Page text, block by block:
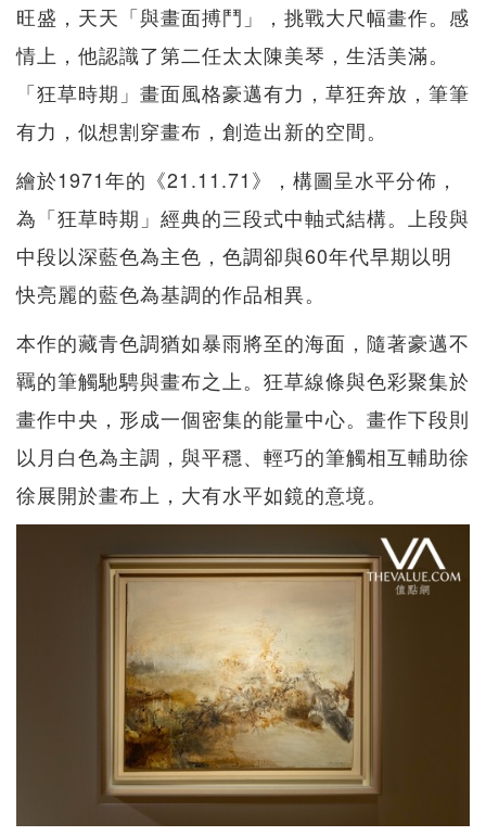
旺盛，天天「與畫面搏鬥」，挑戰大尺幅畫作。感
情上，他認識了第二任太太陳美琴，生活美滿。
「狂草時期」畫面風格豪邁有力，草狂奔放，筆筆
有力，似想割穿畫布，創造出新的空間。
繪於1971年的《21.11.71》，構圖呈水平分佈，
為「狂草時期」經典的三段式中軸式結構。上段與
中段以深藍色為主色，色調卻與60年代早期以明
快亮麗的藍色為基調的作品相異。
本作的藏青色調猶如暴雨將至的海面，隨著豪邁不
羈的筆觸馳騁與畫布之上。狂草線條與色彩聚集於
畫作中央，形成一個密集的能量中心。畫作下段則
以月白色為主調，與平穩、輕巧的筆觸相互輔助徐
徐展開於畫布上，大有水平如鏡的意境。